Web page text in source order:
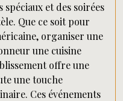
et des soirées
Que ce soit pour
organiser une
une cuisine
offre une
une touche
Ces événements